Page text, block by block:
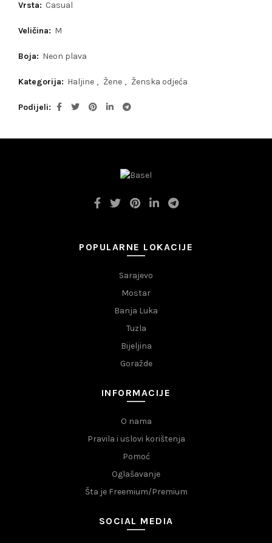
Vrsta: Casual
Veličina: M
Boja: Neon plava
Kategorija: Haljine , Žene , Ženska odjeća
Podijeli
POPULARNE LOKACIJE
Sarajevo
Mostar
Banja Luka
Tuzla
Bijeljina
Goražde
INFORMACIJE
O nama
Pravila i uslovi korištenja
Pomoć
Oglašavanje
Šta je Freemium/Premium
SOCIAL MEDIA